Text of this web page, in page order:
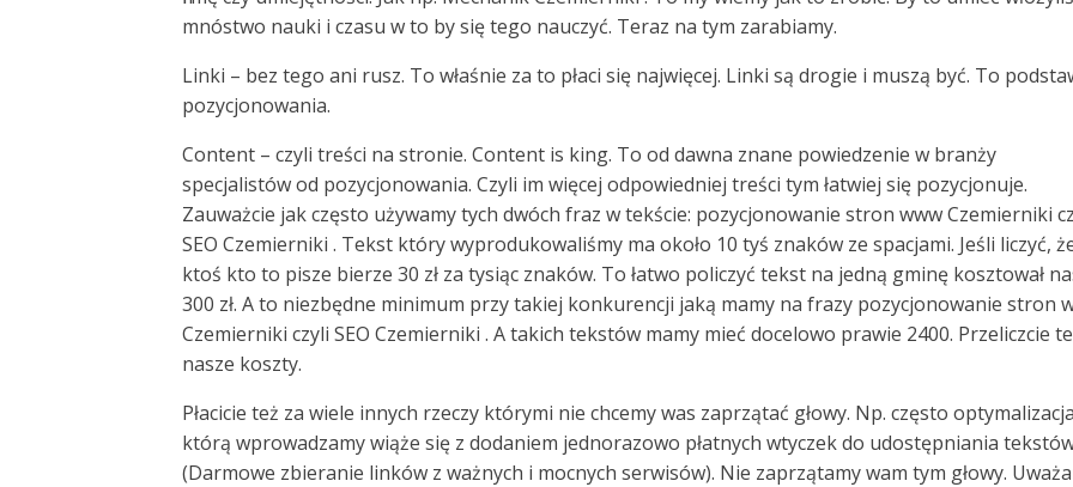
mnóstwo nauki i czasu w to by się tego nauczyć. Teraz na tym zarabiamy.
Linki – bez tego ani rusz. To właśnie za to płaci się najwięcej. Linki są drogie i muszą być. To
pozycjonowania.
Content – czyli treści na stronie. Content is king. To od dawna znane powiedzenie w branży
specjalistów od pozycjonowania. Czyli im więcej odpowiedniej treści tym łatwiej się pozycjonuje.
Zauważcie jak często używamy tych dwóch fraz w tekście: pozycjonowanie stron www Czemierniki
SEO Czemierniki . Tekst który wyprodukowaliśmy ma około 10 tyś znaków ze spacjami. Jeśli liczyć,
ktoś kto to pisze bierze 30 zł za tysiąc znaków. To łatwo policzyć tekst na jedną gminę kosztował
300 zł. A to niezbędne minimum przy takiej konkurencji jaką mamy na frazy pozycjonowanie stron
Czemierniki czyli SEO Czemierniki . A takich tekstów mamy mieć docelowo prawie 2400. Przeliczcie
nasze koszty.
Płacicie też za wiele innych rzeczy którymi nie chcemy was zaprzątać głowy. Np. często optymalizacja
którą wprowadzamy wiąże się z dodaniem jednorazowo płatnych wtyczek do udostępniania
(Darmowe zbieranie linków z ważnych i mocnych serwisów). Nie zaprzątamy wam tym głowy.